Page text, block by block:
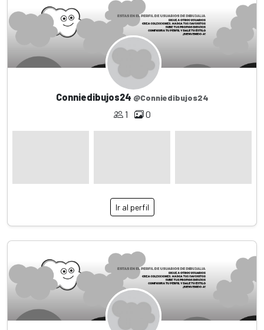
Conniedibujos24 @Conniedibujos24
1 0
Ir al perfil